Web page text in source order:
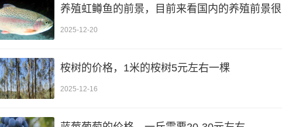
养殖虹鳟鱼的前景，目前来看国内的养殖前景
2025-12-20
桉树的价格，1米的桉树5元左右一棵
2025-12-16